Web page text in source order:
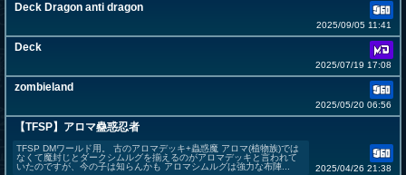
Deck Dragon anti dragon
2025/09/05 11:41
Deck
2025/07/19 17:08
zombieland
2025/05/20 06:56
【TFSP】アロマ蠱惑忍者
TFSP DMワールド用。 古のアロマデッキ+蟲惑魔 アロマ(植物族)では
なくて魔封じとダークシムルグを揃えるのがアロマデッキと言われて
いたのですが、今の子は知らんかも アロマシムルグは強力な布陣...
2025/04/26 21:38